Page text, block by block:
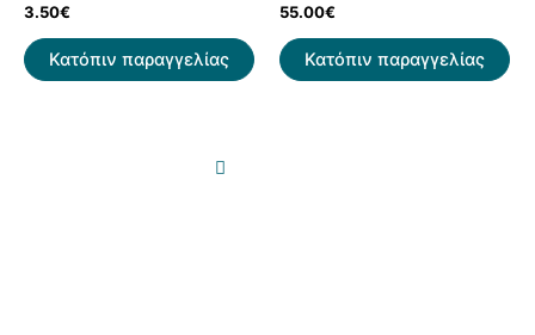
3.50€
Κατόπιν παραγγελίας
55.00€
Κατόπιν παραγγελίας